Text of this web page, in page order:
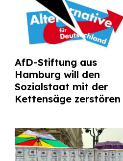
AfD-Stiftung aus
Hamburg will den
Sozialstaat mit der
Kettensäge zerstören